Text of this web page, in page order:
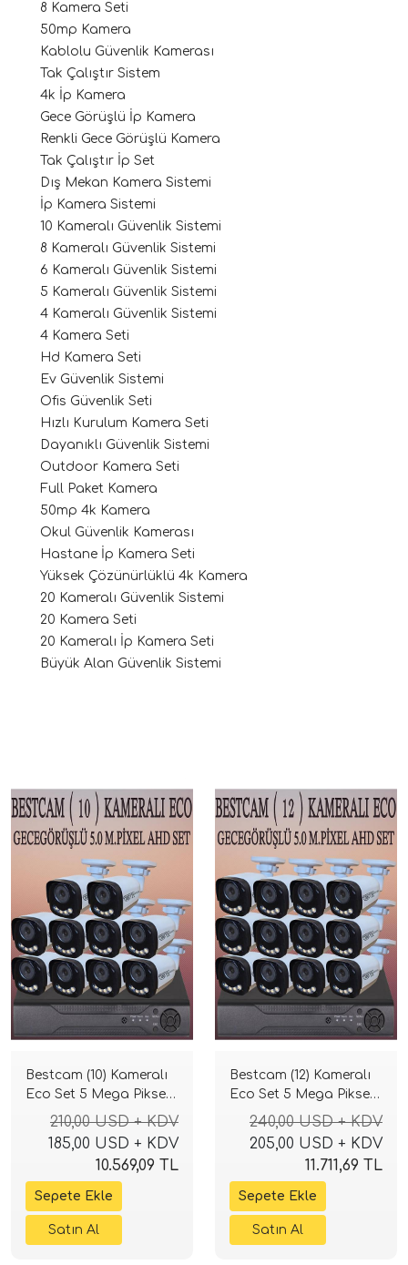
8 Kamera Seti
50mp Kamera
Kablolu Güvenlik Kamerası
Tak Çalıştır Sistem
4k İp Kamera
Gece Görüşlü İp Kamera
Renkli Gece Görüşlü Kamera
Tak Çalıştır İp Set
Dış Mekan Kamera Sistemi
İp Kamera Sistemi
10 Kameralı Güvenlik Sistemi
8 Kameralı Güvenlik Sistemi
6 Kameralı Güvenlik Sistemi
5 Kameralı Güvenlik Sistemi
4 Kameralı Güvenlik Sistemi
4 Kamera Seti
Hd Kamera Seti
Ev Güvenlik Sistemi
Ofis Güvenlik Seti
Hızlı Kurulum Kamera Seti
Dayanıklı Güvenlik Sistemi
Outdoor Kamera Seti
Full Paket Kamera
50mp 4k Kamera
Okul Güvenlik Kamerası
Hastane İp Kamera Seti
Yüksek Çözünürlüklü 4k Kamera
20 Kameralı Güvenlik Sistemi
20 Kamera Seti
20 Kameralı İp Kamera Seti
Büyük Alan Güvenlik Sistemi
Bestcam (10) Kameralı
Eco Set 5 Mega Piksel
Sony Lensli Full HD
Gece Görüşlü Güvenlik
Kamerası Sistemi
210,00 USD + KDV
185,00 USD + KDV
10.569,09 TL
Bestcam (12) Kameralı
Eco Set 5 Mega Piksel
Sony Lensli Full HD
Gece Görüşlü Güvenlik
Kamerası Sistemi
240,00 USD + KDV
205,00 USD + KDV
11.711,69 TL